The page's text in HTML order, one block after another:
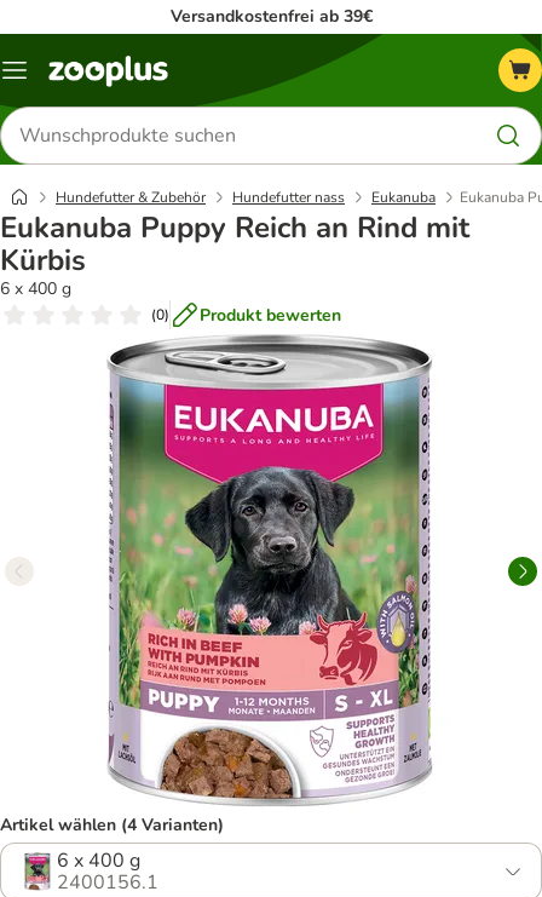
Versandkostenfrei ab 39€
Menü
Produkte
suchen
Hundefutter & Zubehör Hundefutter nass Eukanuba Eukanuba
Eukanuba Puppy Reich an Rind mit
Kürbis
6 x 400 g
(0) Produkt bewerten
Artikel wählen (4 Varianten)
6 x 400 g
2400156.1